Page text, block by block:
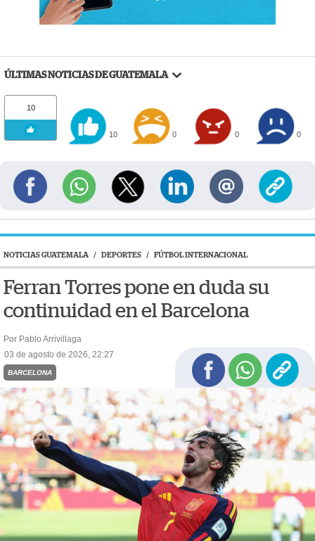
ÚLTIMAS NOTICIAS DE GUATEMALA
10
10 0 0 0
NOTICIAS GUATEMALA / DEPORTES / FÚTBOL INTERNACIONAL
Ferran Torres pone en duda su
continuidad en el Barcelona
Por Pablo Arrivillaga
03 de agosto de 2026, 22:27
BARCELONA